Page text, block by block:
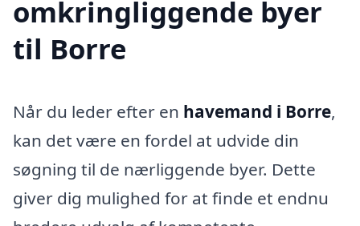
omkringliggende byer
til Borre
Når du leder efter en havemand i Borre,
kan det være en fordel at udvide din
søgning til de nærliggende byer. Dette
giver dig mulighed for at finde et endnu